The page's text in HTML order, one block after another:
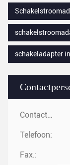
Contactpersonen:
Telefoon:
Fax.:
schakeladapter